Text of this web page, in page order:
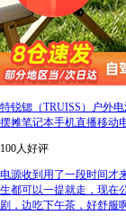
特锐锶（TRUISS）户外
摆摊笔记本手机直播移动
100人好评
电源收到用了一段时间才
生都可以一提就走，现在
剧，边吃下午茶，好舒服